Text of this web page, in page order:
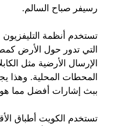
رسيفر صباح السالم.
تستخدم أنظمة التليفزيون
التي تدور حول الأرض
الإرسال الأرضية مثل
المحطات المحلية. وهذا
ببث إشارات أفضل مما هو
تستخدم الكويت أطباق